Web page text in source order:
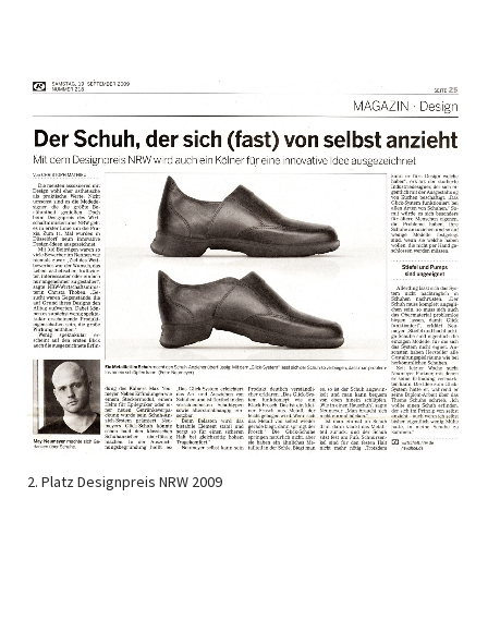
2. Platz Designpreis NRW 2009